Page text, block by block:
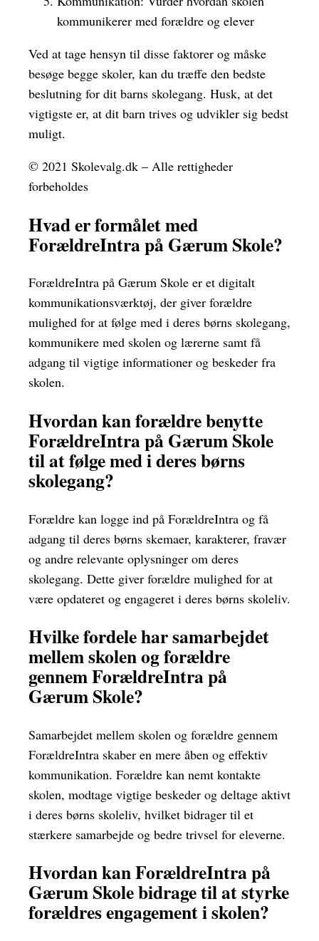
kommunikerer med forældre og elever
Ved at tage hensyn til disse faktorer og måske
besøge begge skoler, kan du træffe den bedste
beslutning for dit barns skolegang. Husk, at det
vigtigste er, at dit barn trives og udvikler sig bedst
muligt.
© 2021 Skolevalg.dk – Alle rettigheder
forbeholdes
Hvad er formålet med
ForældreIntra på Gærum Skole?
ForældreIntra på Gærum Skole er et digitalt
kommunikationsværktøj, der giver forældre
mulighed for at følge med i deres børns skolegang,
kommunikere med skolen og lærerne samt få
adgang til vigtige informationer og beskeder fra
skolen.
Hvordan kan forældre benytte
ForældreIntra på Gærum Skole
til at følge med i deres børns
skolegang?
Forældre kan logge ind på ForældreIntra og få
adgang til deres børns skemaer, karakterer, fravær
og andre relevante oplysninger om deres
skolegang. Dette giver forældre mulighed for at
være opdateret og engageret i deres børns skoleliv.
Hvilke fordele har samarbejdet
mellem skolen og forældre
gennem ForældreIntra på
Gærum Skole?
Samarbejdet mellem skolen og forældre gennem
ForældreIntra skaber en mere åben og effektiv
kommunikation. Forældre kan nemt kontakte
skolen, modtage vigtige beskeder og deltage aktivt
i deres børns skoleliv, hvilket bidrager til et
stærkere samarbejde og bedre trivsel for eleverne.
Hvordan kan ForældreIntra på
Gærum Skole bidrage til at styrke
forældres engagement i skolen?